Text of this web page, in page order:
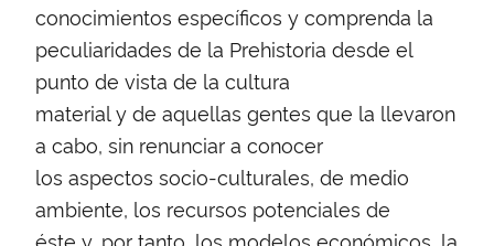
conocimientos específicos y comprenda la
peculiaridades de la Prehistoria desde el
punto de vista de la cultura
material y de aquellas gentes que la llevaron
a cabo, sin renunciar a conocer
los aspectos socio-culturales, de medio
ambiente, los recursos potenciales de